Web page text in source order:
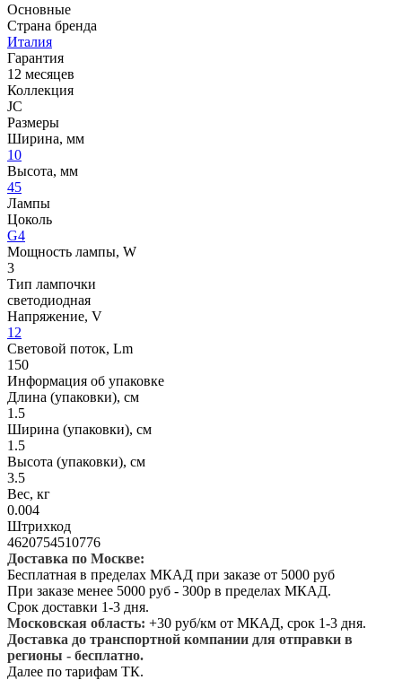
Основные
Страна бренда
Италия
Гарантия
12 месяцев
Коллекция
JC
Размеры
Ширина, мм
10
Высота, мм
45
Лампы
Цоколь
G4
Мощность лампы, W
3
Тип лампочки
светодиодная
Напряжение, V
12
Световой поток, Lm
150
Информация об упаковке
Длина (упаковки), см
1.5
Ширина (упаковки), см
1.5
Высота (упаковки), см
3.5
Вес, кг
0.004
Штрихкод
4620754510776
Доставка по Москве:
Бесплатная в пределах МКАД при заказе от 5000 руб
При заказе менее 5000 руб - 300р в пределах МКАД.
Срок доставки 1-3 дня.
Московская область: +30 руб/км от МКАД, срок 1-3 дня.
Доставка до транспортной компании для отправки в
регионы - бесплатно.
Далее по тарифам ТК.